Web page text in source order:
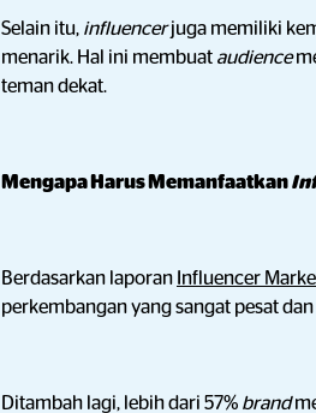
Selain itu, influencerjuga memiliki
menarik. Hal ini membuat audience
teman dekat.
Mengapa Harus Memanfaatkan
Berdasarkan laporan Influencer
perkembanganyang sangat pesat
Ditambah lagi, lebih dari 57% brand